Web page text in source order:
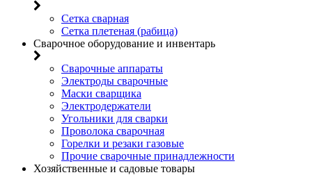
Сетка сварная
Сетка плетеная (рабица)
Сварочное оборудование и инвентарь
Сварочные аппараты
Электроды сварочные
Маски сварщика
Электродержатели
Угольники для сварки
Проволока сварочная
Горелки и резаки газовые
Прочие сварочные принадлежности
Хозяйственные и садовые товары